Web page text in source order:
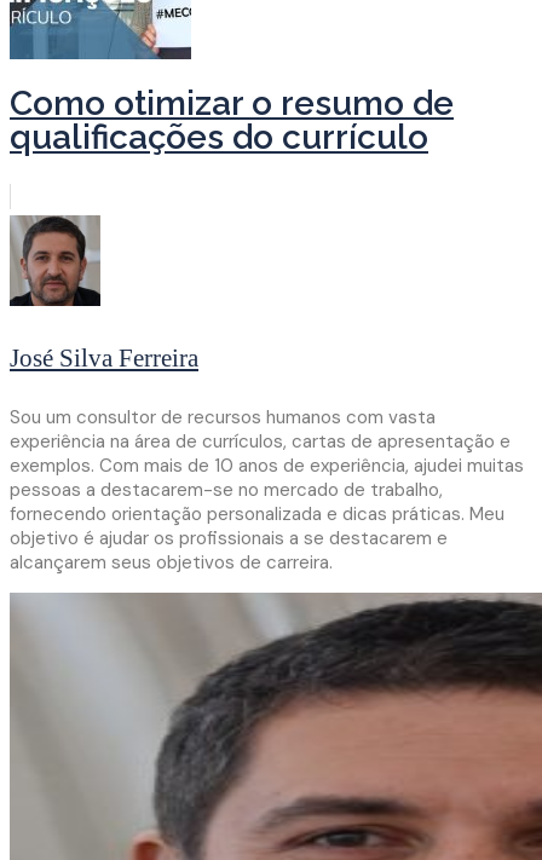
Como otimizar o resumo de
qualificações do currículo
José Silva Ferreira
Sou um consultor de recursos humanos com vasta
experiência na área de currículos, cartas de apresentação e
exemplos. Com mais de 10 anos de experiência, ajudei muitas
pessoas a destacarem-se no mercado de trabalho,
fornecendo orientação personalizada e dicas práticas. Meu
objetivo é ajudar os profissionais a se destacarem e
alcançarem seus objetivos de carreira.